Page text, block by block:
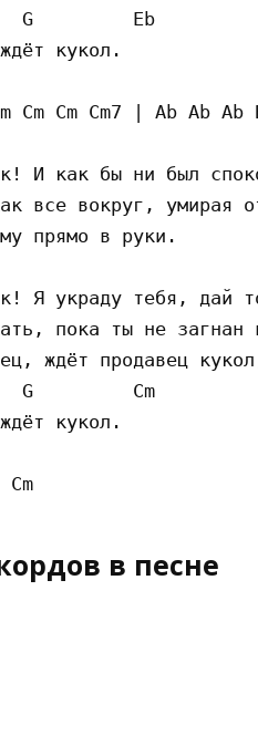
G         Eb
кукол.
Cm Cm Cm7 | Ab Ab
И как бы ни был
все вокруг, умирая
прямо в руки.
Я украду тебя, дай
пока ты не загнан
ждёт продавец
G         Cm
кукол.
в песне